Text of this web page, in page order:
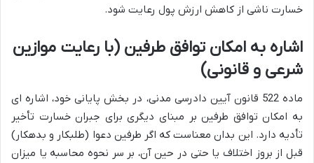
خسارت ناشی از کاهش ارزش پول رعایت شود.
اشاره به امکان توافق طرفین (با رعایت موازین
شرعی و قانونی)
ماده 522 قانون آیین دادرسی مدنی، در بخش پایانی خود، اشاره ای
به امکان توافق طرفین بر مبنای دیگری برای جبران خسارت تأخیر
تأدیه دارد. این بدان معناست که اگر طرفین دعوا (طلبکار و بدهکار)
قبل از بروز اختلاف یا حتی در حین آن، بر سر نحوه محاسبه یا میزان